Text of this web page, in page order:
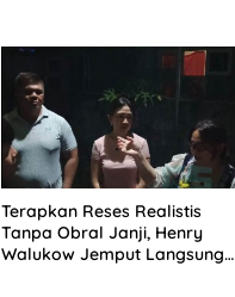
Terapkan Reses Realistis
Tanpa Obral Janji, Henry
Walukow Jemput Langsung